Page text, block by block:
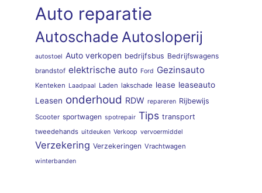
Auto reparatie
Autoschade Autosloperij
autostoel Auto verkopen bedrijfsbus Bedrijfswagens
brandstof elektrische auto Ford Gezinsauto
Kenteken Laadpaal Laden lakschade lease leaseauto
Leasen onderhoud RDW repareren Rijbewijs
Scooter sportwagen spotrepair Tips transport
tweedehands uitdeuken Verkoop vervoermiddel
Verzekering Verzekeringen Vrachtwagen
winterbanden